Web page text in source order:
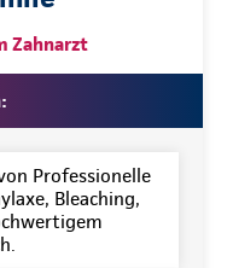
Zahnarzt
Professionelle
Bleaching,